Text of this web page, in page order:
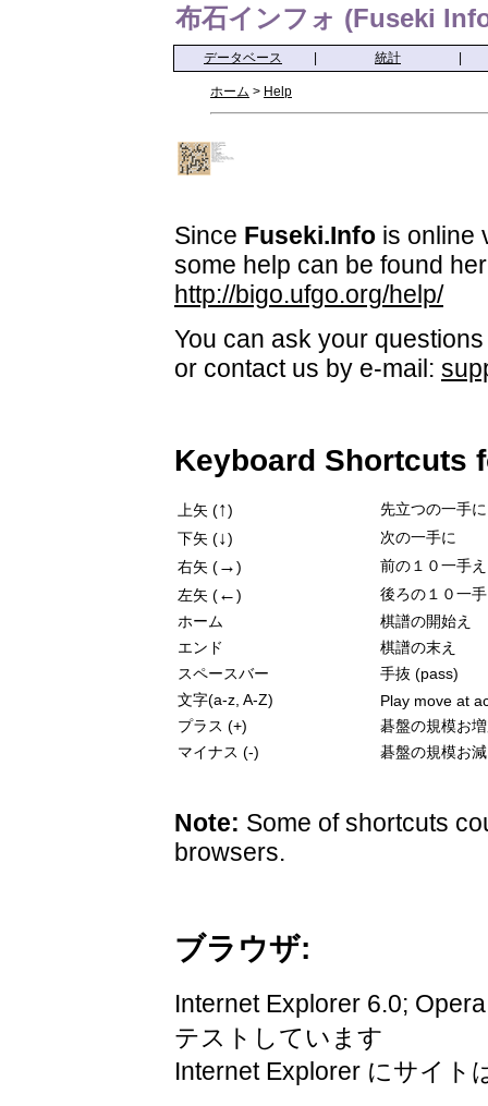
布石インフォ (Fuseki
データベース 統計
ホーム > Help
Since Fuseki.Info is online
some help can be found
http://bigo.ufgo.org/help/
You can ask your
or contact us by e-mail:
Keyboard Shortcuts
上矢 (↑)
先立つの一手に
下矢 (↓)
次の一手に
右矢 (→)
前の１０一手え
左矢 (←)
後ろの１０一
ホーム
棋譜の開始え
エンド
棋譜の末え
スペースバー
手抜 (pass)
文字(a-z, A-Z)
Play move at
プラス (+)
碁盤の規模お
マイナス (-)
碁盤の規模お
Note: Some of shortcuts
browsers.
ブラウザ:
Internet Explorer 6.0;
テストしています
Internet Explorer にサイト